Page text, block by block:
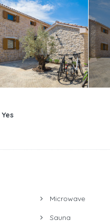
Yes
Microwave
Sauna